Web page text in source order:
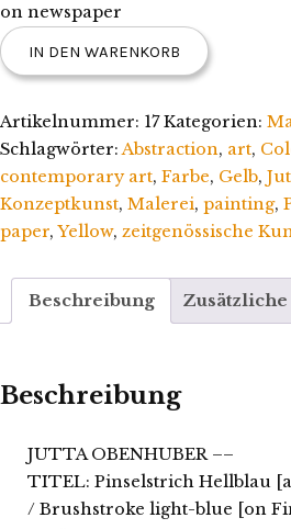
on newspaper
JUTTA
OBENHUBER
Pinselstrich
Hellblau
/
Brushstroke
light-
[No.5]
Menge
IN DEN WARENKORB
Artikelnummer: 17 Kategorien:
Schlagwörter:Abstraction, art,
contemporary art, Farbe, Gelb,
Konzeptkunst, Malerei, painting,
paper, Yellow, zeitgenössische
Beschreibung
Beschreibung
JUTTA OBENHUBER ––
TITEL: Pinselstrich Hellblau
/ Brushstroke light-blue [on